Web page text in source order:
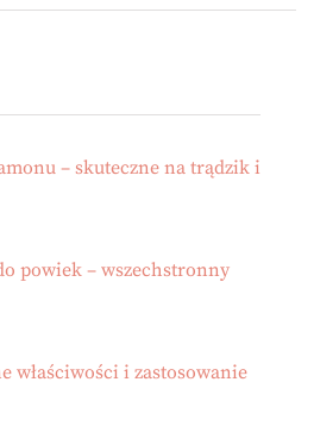
– skuteczne na trądzik i
powiek – wszechstronny
właściwości i zastosowanie